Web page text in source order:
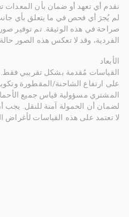
نقدم أي تعهد أو ضمان بأن
لم يُجرَ أي فحص في ما يتعلق بأي
صراحة في هذه الوثيقة. تم توفير
الفردية، وقد لا تعكس هذه الصور
الأبعاد
القياسات مُقدمة بشكل تقريبي فقط.
على ارتفاع الشاحنة/المقطورة
المشتري مسؤولية قياس جميع
لضمان أن الحمولة آمنة للنقل.
لا تعتمد على هذه القياسات لأغراض